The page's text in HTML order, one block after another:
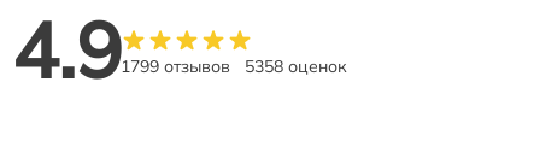
4.91799 отзывов 5358 оценок